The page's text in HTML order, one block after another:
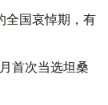
全国哀悼期，有
首次当选坦桑